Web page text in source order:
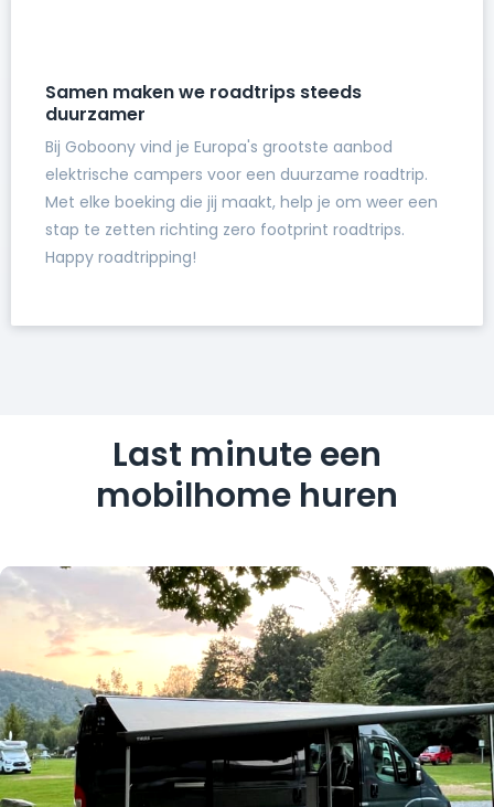
Samen maken we roadtrips steeds
duurzamer
Bij Goboony vind je Europa's grootste aanbod
elektrische campers voor een duurzame roadtrip.
Met elke boeking die jij maakt, help je om weer een
stap te zetten richting zero footprint roadtrips.
Happy roadtripping!
Last minute een
mobilhome huren